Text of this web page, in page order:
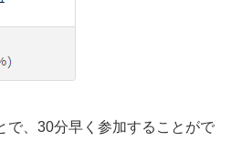
で、30分早く参加することがで